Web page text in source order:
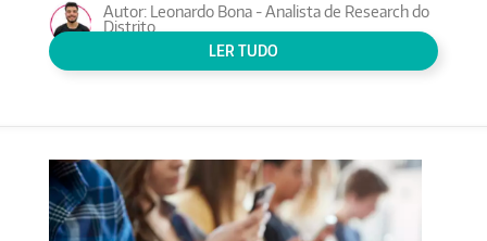
Autor: Leonardo Bona - Analista de Research do
Distrito
TECNOLOGIA
LER TUDO